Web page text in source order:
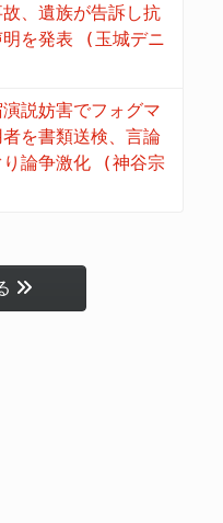
、遺族が告訴し抗
明を発表 (玉城デニ
説妨害でフォグマ
を書類送検、言論
り論争激化 (神谷宗